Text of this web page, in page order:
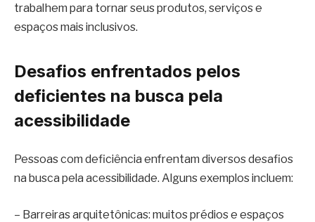
trabalhem para tornar seus produtos, serviços e
espaços mais inclusivos.
Desafios enfrentados pelos
deficientes na busca pela
acessibilidade
Pessoas com deficiência enfrentam diversos desafios
na busca pela acessibilidade. Alguns exemplos incluem:
– Barreiras arquitetônicas: muitos prédios e espaços